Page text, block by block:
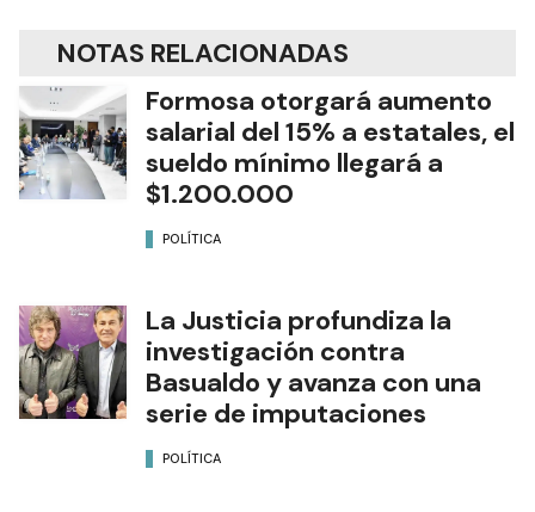
NOTAS RELACIONADAS
Formosa otorgará aumento
salarial del 15% a estatales, el
sueldo mínimo llegará a
$1.200.000
POLÍTICA
La Justicia profundiza la
investigación contra
Basualdo y avanza con una
serie de imputaciones
POLÍTICA